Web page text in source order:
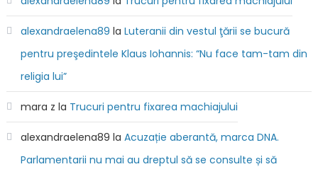
alexandraelena89 la Luteranii din vestul ţării se bucură
pentru preşedintele Klaus Iohannis: “Nu face tam-tam din
religia lui”
mara z la Trucuri pentru fixarea machiajului
alexandraelena89 la Acuzație aberantă, marca DNA.
Parlamentarii nu mai au dreptul să se consulte și să